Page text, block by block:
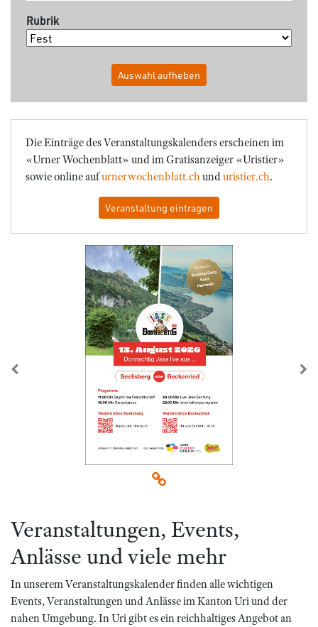
Rubrik
Auswahl aufheben
Die Einträge des Veranstaltungskalenders erscheinen im
«Urner Wochenblatt» und im Gratisanzeiger «Uristier»
sowie online aufurnerwochenblatt.ch unduristier.ch.
Veranstaltung eintragen
zurück
Veranstaltungen, Events,
Anlässe und viele mehr
In unserem Veranstaltungskalender finden alle wichtigen
Events, Veranstaltungen und Anlässe im Kanton Uri und der
nahen Umgebung. In Uri gibt es ein reichhaltiges Angebot an